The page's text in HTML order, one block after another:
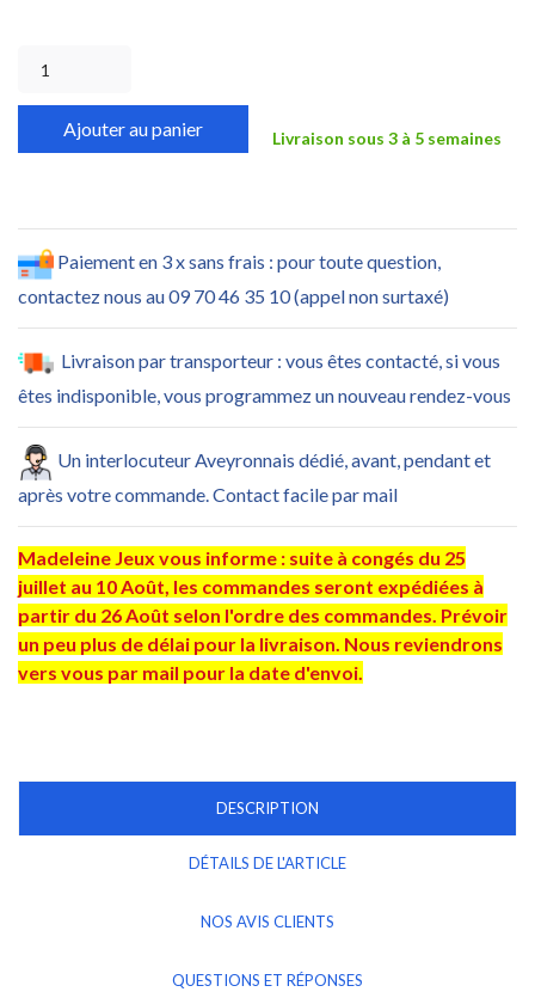
Ajouter au panier Livraison sous 3 à 5 semaines
Paiement en 3 x sans frais : pour toute question,
contactez nous au 09 70 46 35 10 (appel non surtaxé)
Livraison par transporteur : vous êtes contacté, si vous
êtes indisponible, vous programmez un nouveau rendez-vous
Un interlocuteur Aveyronnais dédié, avant, pendant et
après votre commande. Contact facile par mail
Madeleine Jeux vous informe : suite à congés du 25
juillet au 10 Août, les commandes seront expédiées à
partir du 26 Août selon l'ordre des commandes. Prévoir
un peu plus de délai pour la livraison. Nous reviendrons
vers vous par mail pour la date d'envoi.
DESCRIPTION
DÉTAILS DE L'ARTICLE
NOS AVIS CLIENTS
QUESTIONS ET RÉPONSES